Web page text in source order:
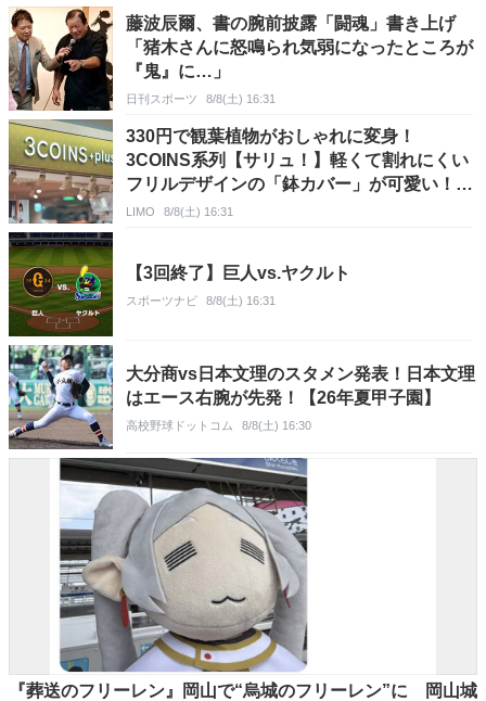
藤波辰爾、書の腕前披露「闘魂」書き上げ
「猪木さんに怒鳴られ気弱になったところが
『鬼』に…」
日刊スポーツ 8/8(土) 16:31
330円で観葉植物がおしゃれに変身！
3COINS系列【サリュ！】軽くて割れにくい
フリルデザインの「鉢カバー」が可愛い！フ
リルが可愛い！
LIMO 8/8(土) 16:31
【3回終了】巨人vs.ヤクルト
スポーツナビ 8/8(土) 16:31
大分商vs日本文理のスタメン発表！日本文理
はエース右腕が先発！【26年夏甲子園】
高校野球ドットコム 8/8(土) 16:30
『葬送のフリーレン』岡山で“烏城のフリーレン”に 岡山城